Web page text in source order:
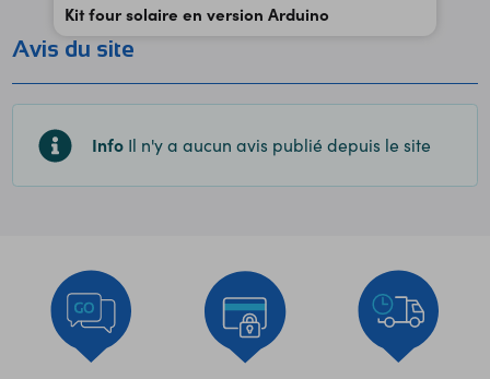
Kit four solaire en version Arduino
Avis du site
Info Il n'y a aucun avis publié depuis le site